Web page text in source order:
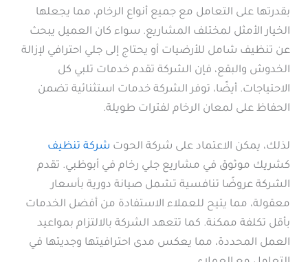
بقدرتها على التعامل مع جميع أنواع الرخام، مما يجعلها
الخيار الأمثل لمختلف المشاريع. سواء كان العميل يبحث
عن تنظيف شامل للأرضيات أو يحتاج إلى جلي احترافي لإزالة
الخدوش والبقع، فإن الشركة تقدم خدمات تلبي كل
الاحتياجات. أيضًا، توفر الشركة خدمات استثنائية تضمن
الحفاظ على لمعان الرخام لفترات طويلة.
لذلك، يمكن الاعتماد على شركة الحوت شركة تنظيف
كشريك موثوق في مشاريع جلي رخام في أبوظبي. تقدم
الشركة عروضًا تنافسية تشمل صيانة دورية بأسعار
معقولة، مما يتيح للعملاء الاستفادة من أفضل الخدمات
بأقل تكلفة ممكنة. كما تتعهد الشركة بالالتزام بمواعيد
العمل المحددة، مما يعكس مدى احترافيتها وجديتها في